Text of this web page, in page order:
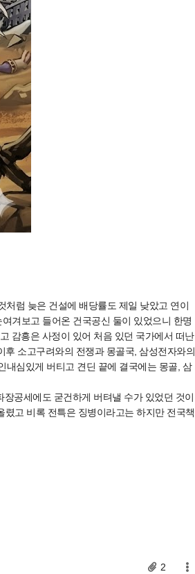
럼 늦은 건설에 배당률도 제일 낮았고 연이
겨보고 들어온 건국공신 둘이 있었으니 한명
감흥은 사정이 있어 처음 있던 국가에서 떠난
소고구려와의 전쟁과 몽골국, 삼성전자와의
내심있게 버티고 견딘 끝에 결국에는 몽골, 삼
공세에도 굳건하게 버텨낼 수가 있었던 것이
고 비록 전특은 징병이라고는 하지만 전국책
2